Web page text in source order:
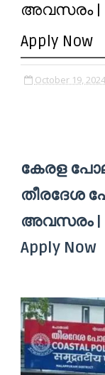
അവസരം |
Apply Now
October 19, 2024
കേരള
തീരദേശ
അവസരം |
Apply Now